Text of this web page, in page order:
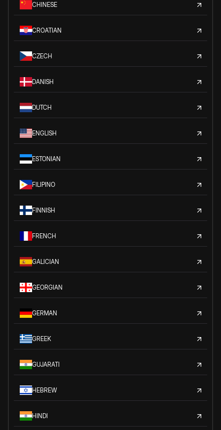
CHINESE
CROATIAN
CZECH
DANISH
DUTCH
ENGLISH
ESTONIAN
FILIPINO
FINNISH
FRENCH
GALICIAN
GEORGIAN
GERMAN
GREEK
GUJARATI
HEBREW
HINDI